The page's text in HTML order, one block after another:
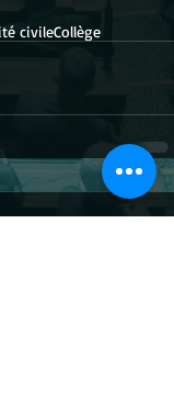
civileCollège